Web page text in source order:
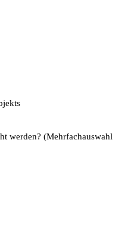
werden? (Mehrfachauswahl